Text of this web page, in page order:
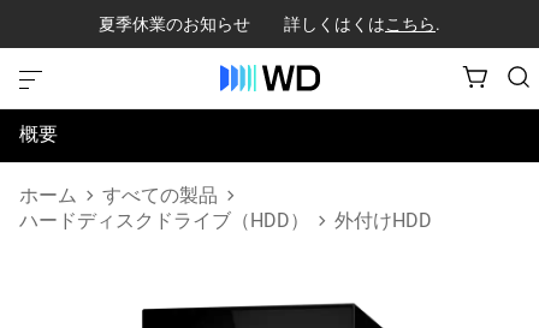
夏季休業のお知らせ 詳しくはくはこちら.
概要
仕様
ホーム
すべての製品
ハードディスクドライブ（HDD）
外付けHDD